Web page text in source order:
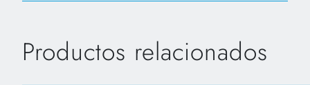
Productos relacionados